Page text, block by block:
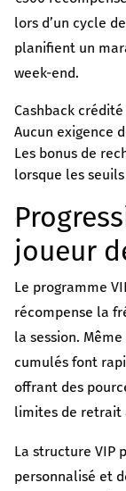
lors d’un cycle
planifient un
week-end.
Cashback
Aucun exigence
Les bonus de
lorsque les
joueur
Le programme
récompense la
la session.
cumulés font
offrant des
limites de retrait
La structure VIP
personnalisé et